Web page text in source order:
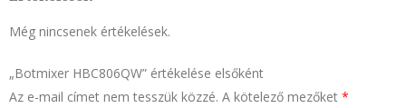
Még nincsenek értékelések.
„Botmixer HBC806QW” értékelése elsőként
Az e-mail címet nem tesszük közzé. A kötelező mezőket *